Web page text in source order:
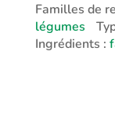
Familles de
légumes
Ingrédients :